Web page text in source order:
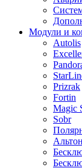
Модули и
Autolis
Prizrak
Fortin
Magic
Sobr